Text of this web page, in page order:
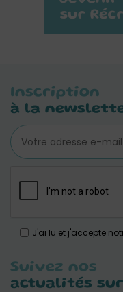
Inscription
à la
J'ai lu et j'accepte
Suivez nos
actualités sur